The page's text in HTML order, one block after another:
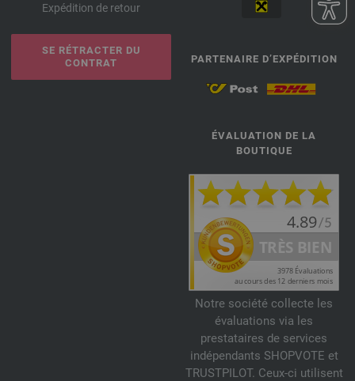
Expédition de retour
SE RÉTRACTER DU
CONTRAT
PARTENAIRE D’EXPÉDITION
ÉVALUATION DE LA
BOUTIQUE
Notre société collecte les
évaluations via les
prestataires de services
indépendants SHOPVOTE et
TRUSTPILOT. Ceux-ci utilisent